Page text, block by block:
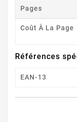
Pages
Coût À La Page
Références
EAN-13